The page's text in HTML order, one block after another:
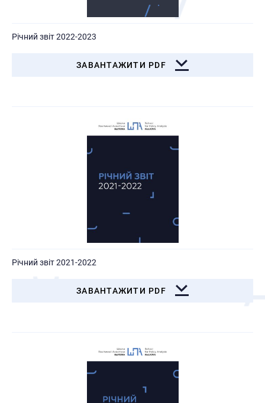
Річний звіт 2022-2023
ЗАВАНТАЖИТИ PDF
Річний звіт 2021-2022
ЗАВАНТАЖИТИ PDF